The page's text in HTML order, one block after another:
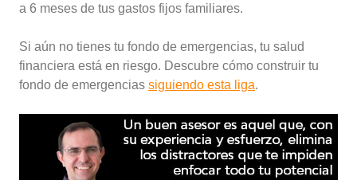
a 6 meses de tus gastos fijos familiares.
Si aún no tienes tu fondo de emergencias, tu salud
financiera está en riesgo. Descubre cómo construir tu
fondo de emergencias siguiendo esta liga.